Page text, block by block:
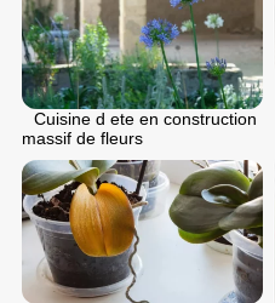
Cuisine d ete en construction
massif de fleurs